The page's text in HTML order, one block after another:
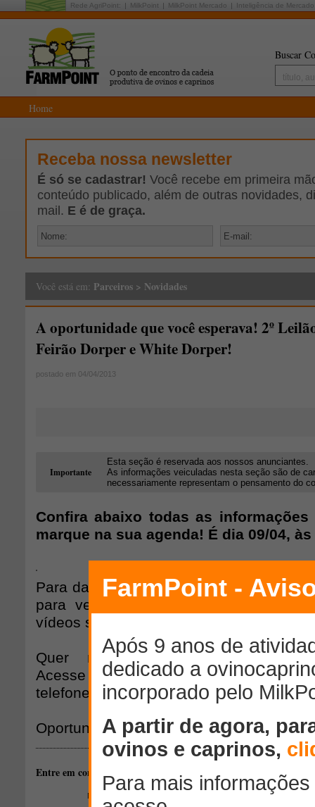
Rede AgriPoint: MilkPoint MilkPoint Mercado Inteligência de Mercado
Buscar
Home
Receba nossa newsletter
É só se cadastrar! Você recebe em primeira
conteúdo publicado, além de outras novidades,
mail. E é de graça.
Você está em: Parceiros > Novidades
A oportunidade que você esperava! 2º
Feirão Dorper e White Dorper!
postado em 04/04/2013
Importante
Esta seção é reservada aos nossos anunciantes.
As informações veiculadas nesta seção são de
necessariamente representam o pensamento do
Confira abaixo todas as
marque na sua agenda! É dia 09/04,
Para dar o Pré LanceCLIQUE AQUI!
para ver as informações detalhadas
vídeos sobre eles!
Quer mais informações sobre o
Acesse http://feiraodorper.com.br/ou
telefones: (17) 9774-7126/ (17) 3263-
Oportunidade única! Você não pode
Entre em contato com o autor deste artigo através do formulário
Nome: